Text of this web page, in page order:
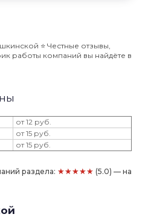
⭐️ Честные отзывы,
работы компаний вы найдёте в
от 12 руб.
от 15 руб.
от 15 руб.
раздела: ★★★★★ (5.0) — на